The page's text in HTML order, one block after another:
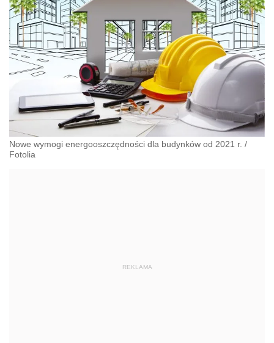
Nowe wymogi energooszczędności dla budynków od 2021 r. /
Fotolia